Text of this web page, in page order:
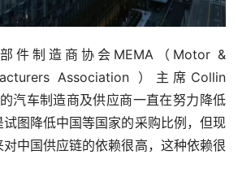
件制造商协会MEMA（Motor &
Association ）主席Collin
汽车制造商及供应商一直在努力降低
图降低中国等国家的采购比例，但现
中国供应链的依赖很高，这种依赖很